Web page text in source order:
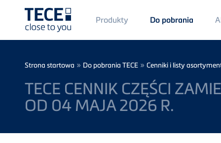
Main
Menü
1
Produkty Do pobrania
Breadcrumb
Strona startowa » Do pobrania TECE » Cenniki i listy
TECE CENNIK CZĘŚCI
OD 04 MAJA 2026 R.